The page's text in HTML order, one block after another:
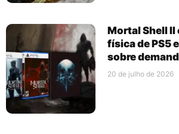
Mortal Shell II
física de PS5
sobre
20 de julho de 2026